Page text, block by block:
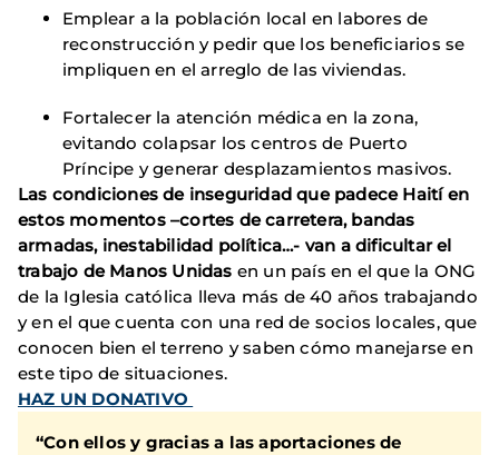
Emplear a la población local en labores de
reconstrucción y pedir que los beneficiarios se
impliquen en el arreglo de las viviendas.
Fortalecer la atención médica en la zona,
evitando colapsar los centros de Puerto
Príncipe y generar desplazamientos masivos.
Las condiciones de inseguridad que padece Haití en
estos momentos –cortes de carretera, bandas
armadas, inestabilidad política…- van a dificultar el
trabajo de Manos Unidas en un país en el que la ONG
de la Iglesia católica lleva más de 40 años trabajando
y en el que cuenta con una red de socios locales, que
conocen bien el terreno y saben cómo manejarse en
este tipo de situaciones.
HAZ UN DONATIVO
“Con ellos y gracias a las aportaciones de